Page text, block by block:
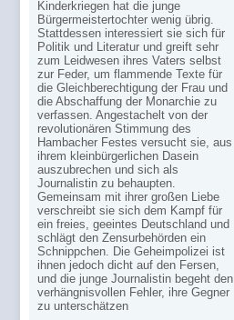
Kinderkriegen hat die junge
Bürgermeistertochter wenig übrig.
Stattdessen interessiert sie sich für
Politik und Literatur und greift sehr
zum Leidwesen ihres Vaters selbst
zur Feder, um flammende Texte für
die Gleichberechtigung der Frau und
die Abschaffung der Monarchie zu
verfassen. Angestachelt von der
revolutionären Stimmung des
Hambacher Festes versucht sie, aus
ihrem kleinbürgerlichen Dasein
auszubrechen und sich als
Journalistin zu behaupten.
Gemeinsam mit ihrer großen Liebe
verschreibt sie sich dem Kampf für
ein freies, geeintes Deutschland und
schlägt den Zensurbehörden ein
Schnippchen. Die Geheimpolizei ist
ihnen jedoch dicht auf den Fersen,
und die junge Journalistin begeht den
verhängnisvollen Fehler, ihre Gegner
zu unterschätzen